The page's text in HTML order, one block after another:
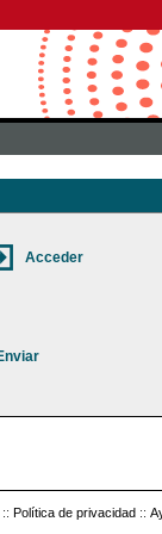
:: Política de privacidad ::